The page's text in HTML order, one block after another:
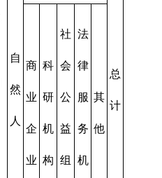
自
然
人
总
计
商
业
企
业
科
研
机
构
社
会
公
益
组
法
律
服
务
机
其
他